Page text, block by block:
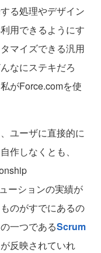
る処理やデザイン
用できるようにす
マイズできる汎用
なにステキだろ
がForce.comを使
ユーザに直接的に
作しなくとも、
ーションの実績が
のがすでにあるの
一つであるScrum
反映されていれ